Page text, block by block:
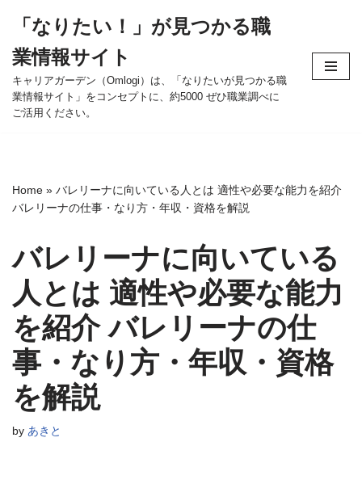
ン
テ
ン
ツ
ッ
「なりたい！」が見つかる職
業情報サイト
キャリアガーデン（Omlogi）は、「なりたいが見つかる職
業情報サイト」をコンセプトに、約5000 ぜひ職業調べに
ご活用ください。
Home » バレリーナに向いている人とは 適性や必要な能力を紹介
バレリーナの仕事・なり方・年収・資格を解説
バレリーナに向いている
人とは 適性や必要な能力
を紹介 バレリーナの仕
事・なり方・年収・資格
を解説
by あきと